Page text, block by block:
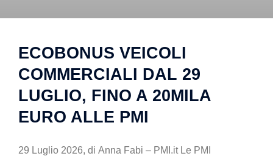
ECOBONUS VEICOLI
COMMERCIALI DAL 29
LUGLIO, FINO A 20MILA
EURO ALLE PMI
29 Luglio 2026, di Anna Fabi – PMI.it Le PMI